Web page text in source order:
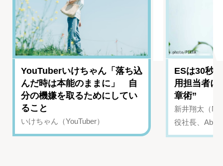
YouTuberいけちゃん「落ち込
んだ時は本能のままに」 自
分の機嫌を取るためにしてい
ること
いけちゃん（YouTuber）
ESは30秒
用担当者に
章術”
新井翔太（
役社長、